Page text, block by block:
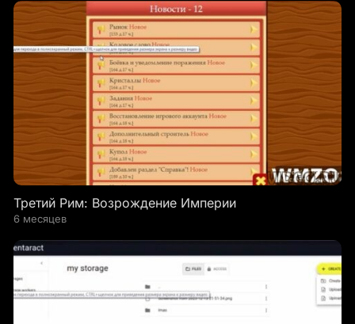
Третий Рим: Возрождение Империи
6 месяцев